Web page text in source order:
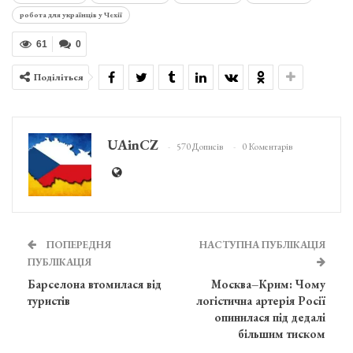
робота для українців у Чехії
0
61
Поділіться
UAinCZ 570 Дописів 0 Коментарів
ПОПЕРЕДНЯ
ПУБЛІКАЦІЯ
Барселона втомилася від
туристів
НАСТУПНА ПУБЛІКАЦІЯ
Москва–Крим: Чому
логістична артерія Росії
опинилася під дедалі
більшим тиском